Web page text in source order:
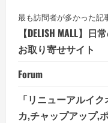
最も訪問者が多かった記
【DELISH MALL】
お取り寄せサイト
Forum
「リニューアルイ
カ,チャップアップ,